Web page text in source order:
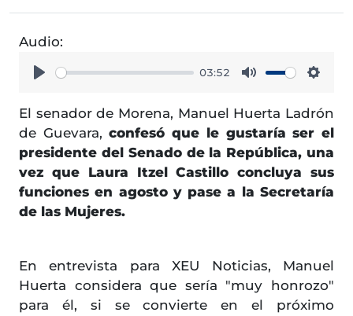
Audio:
03:52
El senador de Morena, Manuel Huerta Ladrón
de Guevara,confesó que le gustaría ser el
presidente del Senado de la República, una
vez que Laura Itzel Castillo concluya sus
funciones en agosto y pase a la Secretaría
de las Mujeres.
En entrevista para XEU Noticias, Manuel
Huerta considera que sería "muy honrozo"
para él, si se convierte en el próximo